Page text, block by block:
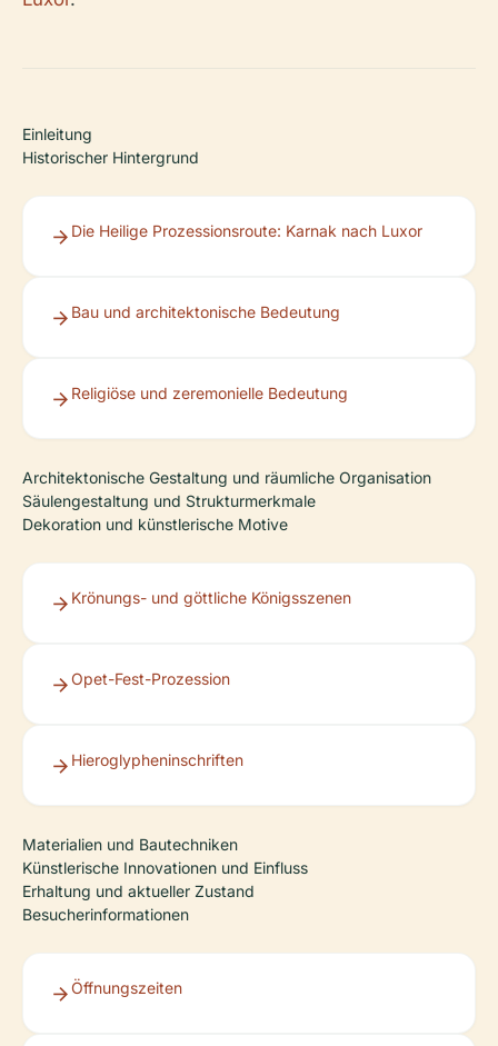
Einleitung
Historischer Hintergrund
Die Heilige Prozessionsroute: Karnak nach Luxor
Bau und architektonische Bedeutung
Religiöse und zeremonielle Bedeutung
Architektonische Gestaltung und räumliche Organisation
Säulengestaltung und Strukturmerkmale
Dekoration und künstlerische Motive
Krönungs- und göttliche Königsszenen
Opet-Fest-Prozession
Hieroglypheninschriften
Materialien und Bautechniken
Künstlerische Innovationen und Einfluss
Erhaltung und aktueller Zustand
Besucherinformationen
Öffnungszeiten